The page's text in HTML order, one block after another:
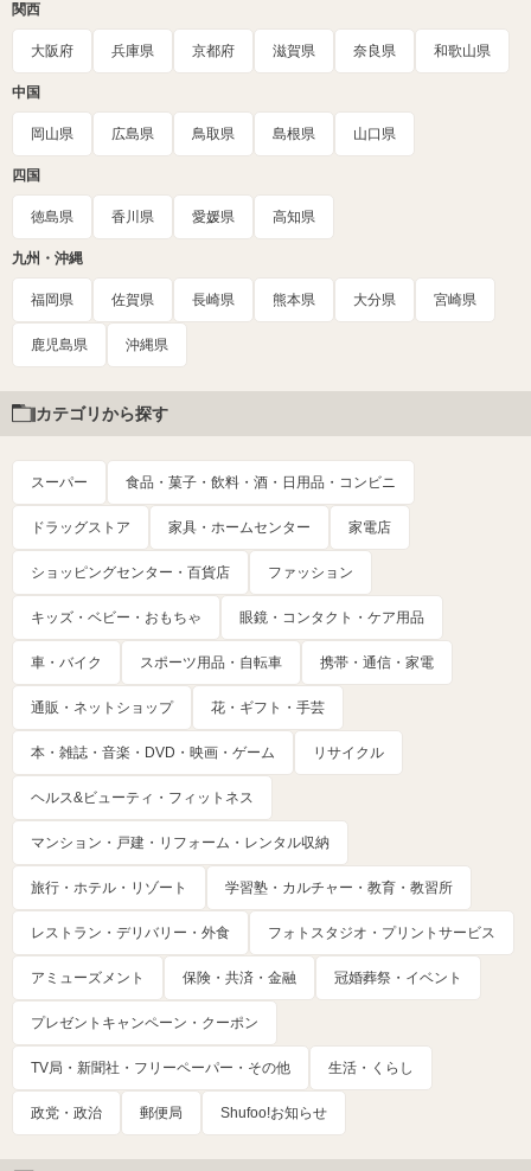
関西
大阪府 兵庫県 京都府 滋賀県 奈良県 和歌山県
中国
岡山県 広島県 鳥取県 島根県 山口県
四国
徳島県 香川県 愛媛県 高知県
九州・沖縄
福岡県 佐賀県 長崎県 熊本県 大分県 宮崎県
鹿児島県 沖縄県
カテゴリから探す
スーパー 食品・菓子・飲料・酒・日用品・コンビニ
ドラッグストア 家具・ホームセンター 家電店
ショッピングセンター・百貨店 ファッション
キッズ・ベビー・おもちゃ 眼鏡・コンタクト・ケア用品
車・バイク スポーツ用品・自転車 携帯・通信・家電
通販・ネットショップ 花・ギフト・手芸
本・雑誌・音楽・DVD・映画・ゲーム リサイクル
ヘルス&ビューティ・フィットネス
マンション・戸建・リフォーム・レンタル収納
旅行・ホテル・リゾート 学習塾・カルチャー・教育・教習所
レストラン・デリバリー・外食 フォトスタジオ・プリントサービス
アミューズメント 保険・共済・金融 冠婚葬祭・イベント
プレゼントキャンペーン・クーポン
TV局・新聞社・フリーペーパー・その他 生活・くらし
政党・政治 郵便局 Shufoo!お知らせ